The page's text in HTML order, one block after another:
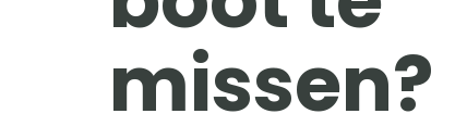
missen?